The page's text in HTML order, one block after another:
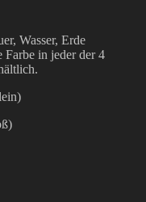
Wasser, Erde
Farbe in jeder der 4